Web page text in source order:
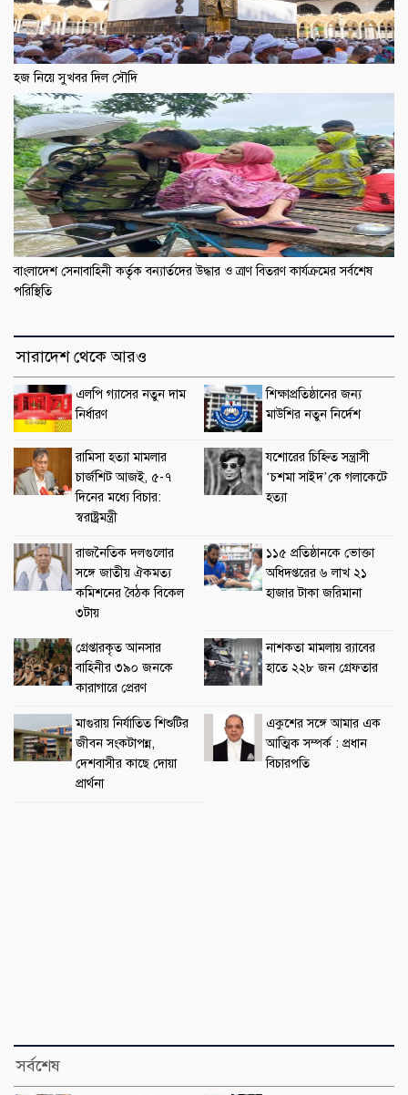
হজ নিয়ে সুখবর দিল সৌদি
বাংলাদেশ সেনাবাহিনী কর্তৃক বন্যার্তদের উদ্ধার ও ত্রাণ বিতরণ কার্যক্রমের সর্বশেষ
পরিস্থিতি
সারাদেশ থেকে আরও
এলপি গ্যাসের নতুন দাম
নির্ধারণ
শিক্ষাপ্রতিষ্ঠানের জন্য
মাউশির নতুন নির্দেশ
রামিসা হত্যা মামলার
চার্জশিট আজই, ৫-৭
দিনের মধ্যে বিচার:
স্বরাষ্ট্রমন্ত্রী
যশোরের চিহ্নিত সন্ত্রাসী
‘চশমা সাইদ’কে গলাকেটে
হত্যা
রাজনৈতিক দলগুলোর
সঙ্গে জাতীয় ঐকমত্য
কমিশনের বৈঠক বিকেল
৩টায়
১১৫ প্রতিষ্ঠানকে ভোক্তা
অধিদপ্তরের ৬ লাখ ২১
হাজার টাকা জরিমানা
গ্রেপ্তারকৃত আনসার
বাহিনীর ৩৯০ জনকে
কারাগারে প্রেরণ
নাশকতা মামলায় র‌্যাবের
হাতে ২২৮ জন গ্রেফতার
মাগুরায় নির্যাতিত শিশুটির
জীবন সংকটাপন্ন,
দেশবাসীর কাছে দোয়া
প্রার্থনা
একুশের সঙ্গে আমার এক
আত্মিক সম্পর্ক : প্রধান
বিচারপতি
সর্বশেষ